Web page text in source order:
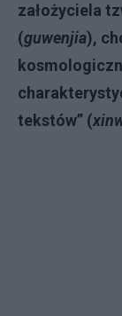
założyciela
(guwenjia),
tekstów” (